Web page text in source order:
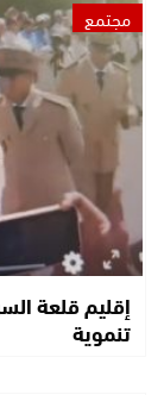
مجتمع
إقليم قلعة
تنموية